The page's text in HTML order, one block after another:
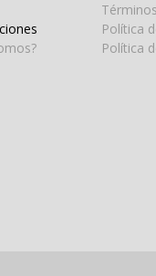
Política
Política